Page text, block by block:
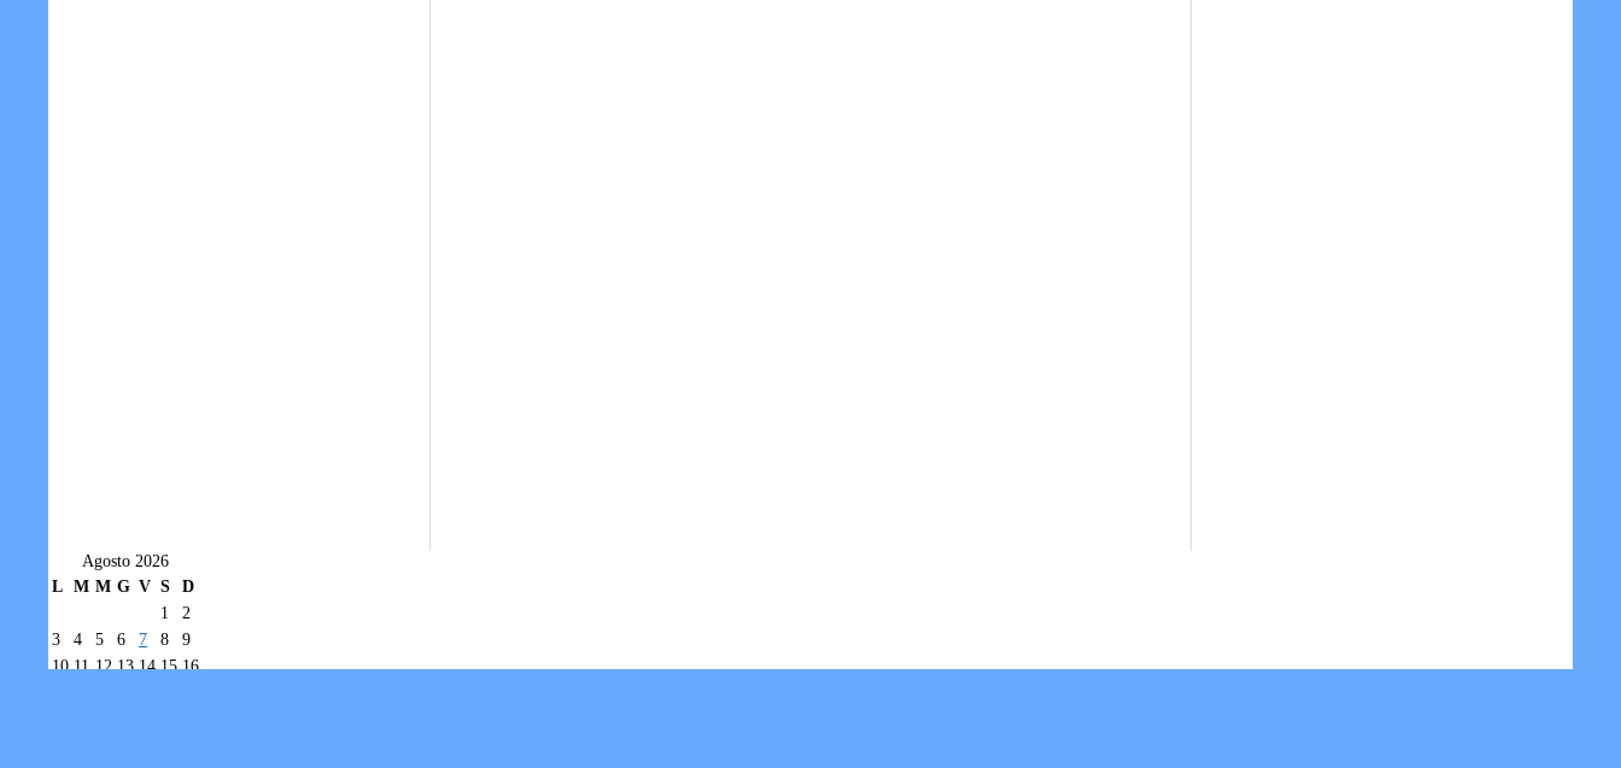
Agosto 2026
L M M G V S
D
1
2
3
4 5 6 7 8
9
10 11 12 13 14 15 16